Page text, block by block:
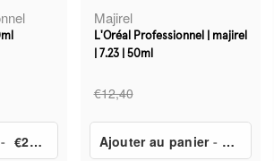
- €28,00
Majirel
L'Oréal Professionnel | majirel
| 7.23 | 50ml
€12,40
Ajouter au panier- €6,14